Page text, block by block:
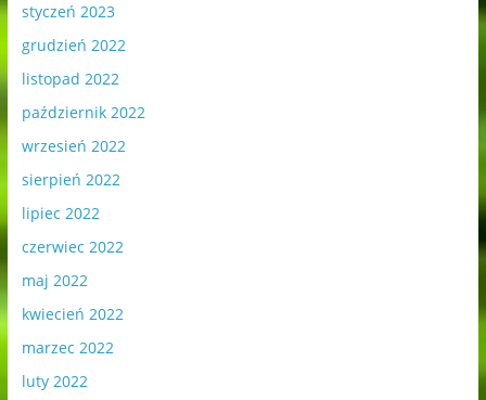
styczeń 2023
grudzień 2022
listopad 2022
październik 2022
wrzesień 2022
sierpień 2022
lipiec 2022
czerwiec 2022
maj 2022
kwiecień 2022
marzec 2022
luty 2022